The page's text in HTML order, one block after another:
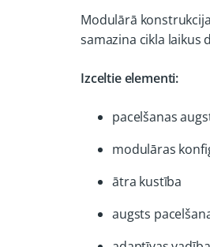
Modulārā
samazina cikla laikus
Izceltie elementi:
pacelšanas
modulāras
ātra kustība
augsts